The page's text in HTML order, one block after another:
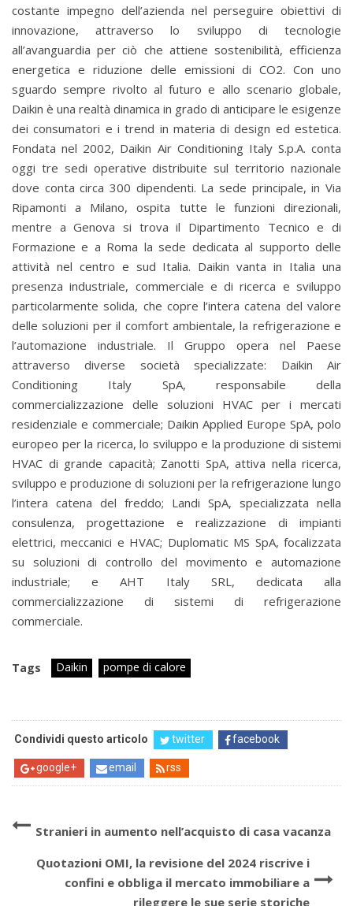
costante impegno dell’azienda nel perseguire obiettivi di
innovazione, attraverso lo sviluppo di tecnologie
all’avanguardia per ciò che attiene sostenibilità, efficienza
energetica e riduzione delle emissioni di CO2. Con uno
sguardo sempre rivolto al futuro e allo scenario globale,
Daikin è una realtà dinamica in grado di anticipare le esigenze
dei consumatori e i trend in materia di design ed estetica.
Fondata nel 2002, Daikin Air Conditioning Italy S.p.A. conta
oggi tre sedi operative distribuite sul territorio nazionale
dove conta circa 300 dipendenti. La sede principale, in Via
Ripamonti a Milano, ospita tutte le funzioni direzionali,
mentre a Genova si trova il Dipartimento Tecnico e di
Formazione e a Roma la sede dedicata al supporto delle
attività nel centro e sud Italia. Daikin vanta in Italia una
presenza industriale, commerciale e di ricerca e sviluppo
particolarmente solida, che copre l’intera catena del valore
delle soluzioni per il comfort ambientale, la refrigerazione e
l’automazione industriale. Il Gruppo opera nel Paese
attraverso diverse società specializzate: Daikin Air
Conditioning Italy SpA, responsabile della
commercializzazione delle soluzioni HVAC per i mercati
residenziale e commerciale; Daikin Applied Europe SpA, polo
europeo per la ricerca, lo sviluppo e la produzione di sistemi
HVAC di grande capacità; Zanotti SpA, attiva nella ricerca,
sviluppo e produzione di soluzioni per la refrigerazione lungo
l’intera catena del freddo; Landi SpA, specializzata nella
consulenza, progettazione e realizzazione di impianti
elettrici, meccanici e HVAC; Duplomatic MS SpA, focalizzata
su soluzioni di controllo del movimento e automazione
industriale; e AHT Italy SRL, dedicata alla
commercializzazione di sistemi di refrigerazione
commerciale.
Tags Daikin pompe di calore
Condividi questo articolo twitter facebook
google+ email rss
Stranieri in aumento nell’acquisto di casa vacanza
Quotazioni OMI, la revisione del 2024 riscrive i
confini e obbliga il mercato immobiliare a
rileggere le sue serie storiche